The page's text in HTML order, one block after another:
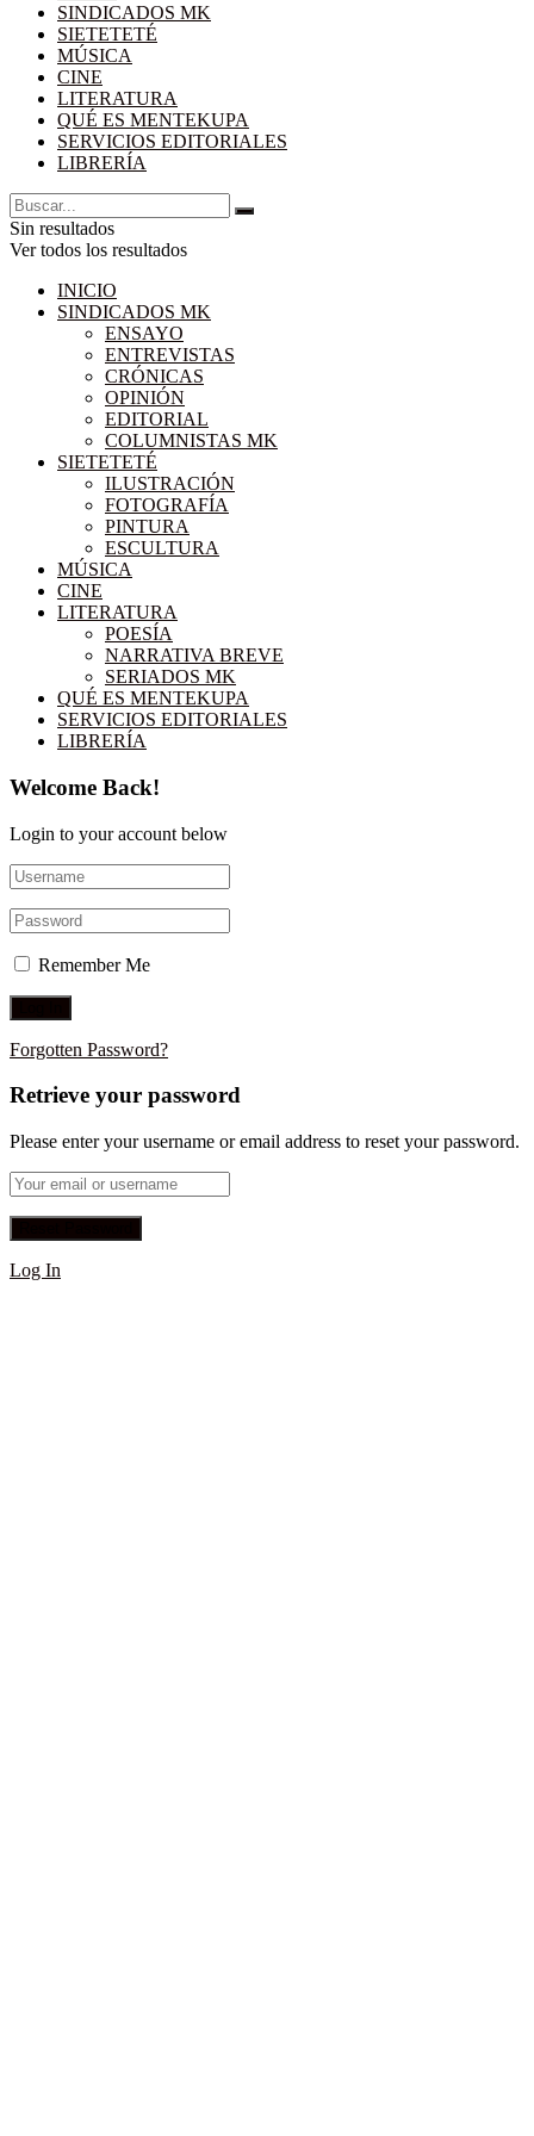
SINDICADOS MK
SIETETETÉ
MÚSICA
CINE
LITERATURA
QUÉ ES MENTEKUPA
SERVICIOS EDITORIALES
LIBRERÍA
Sin resultados
Ver todos los resultados
INICIO
SINDICADOS MK
ENSAYO
ENTREVISTAS
CRÓNICAS
OPINIÓN
EDITORIAL
COLUMNISTAS MK
SIETETETÉ
ILUSTRACIÓN
FOTOGRAFÍA
PINTURA
ESCULTURA
MÚSICA
CINE
LITERATURA
POESÍA
NARRATIVA BREVE
SERIADOS MK
QUÉ ES MENTEKUPA
SERVICIOS EDITORIALES
LIBRERÍA
Welcome Back!
Login to your account below
Remember Me
Forgotten Password?
Retrieve your password
Please enter your username or email address to reset your password.
Log In